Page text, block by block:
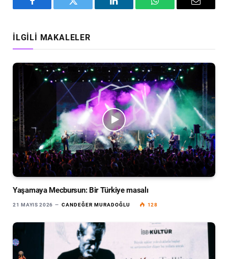
Facebook Twitter LinkedIn WhatsAppEmail
İLGILI MAKALELER
Yaşamaya Mecbursun: Bir Türkiye masalı
21 MAYIS 2026 CANDEĞER MURADOĞLU 128